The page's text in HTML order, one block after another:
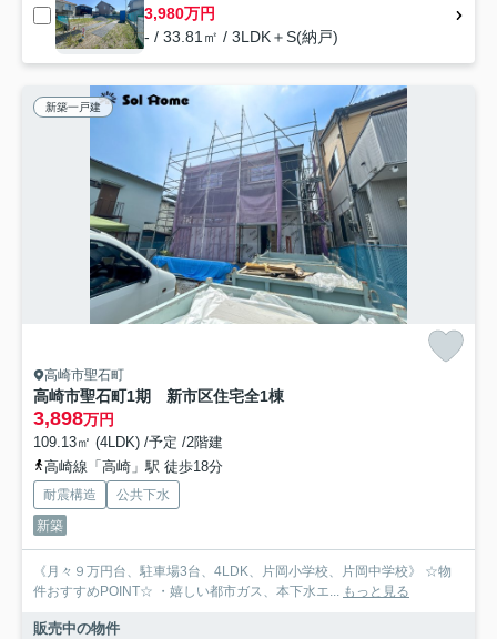
3,980万円
- / 33.81㎡ / 3LDK＋S(納戸)
新築一戸建
高崎市聖石町
高崎市聖石町1期 新市区住宅全1棟
3,898万円
109.13㎡ (4LDK) /予定 /2階建
高崎線「高崎」駅 徒歩18分
耐震構造
公共下水
新築
《月々９万円台、駐車場3台、4LDK、片岡小学校、片岡中学校》 ☆物
件おすすめPOINT☆ ・嬉しい都市ガス、本下水エ... もっと見る
販売中の物件